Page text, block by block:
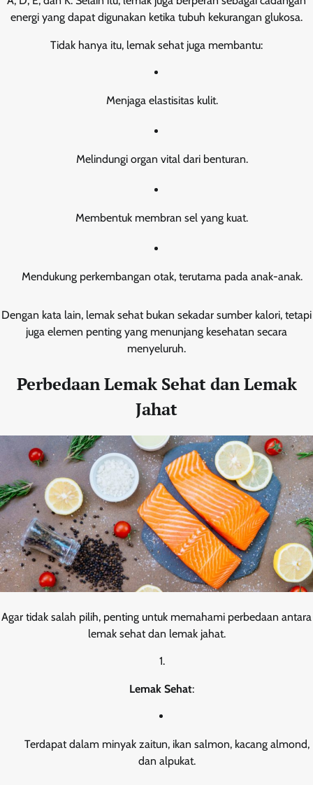
energi yang dapat digunakan ketika tubuh kekurangan glukosa.
Tidak hanya itu, lemak sehat juga membantu:
Menjaga elastisitas kulit.
Melindungi organ vital dari benturan.
Membentuk membran sel yang kuat.
Mendukung perkembangan otak, terutama pada anak-anak.
Dengan kata lain, lemak sehat bukan sekadar sumber kalori, tetapi
juga elemen penting yang menunjang kesehatan secara
menyeluruh.
Perbedaan Lemak Sehat dan Lemak
Jahat
Agar tidak salah pilih, penting untuk memahami perbedaan antara
lemak sehat dan lemak jahat.
Lemak Sehat:
Terdapat dalam minyak zaitun, ikan salmon, kacang almond,
dan alpukat.